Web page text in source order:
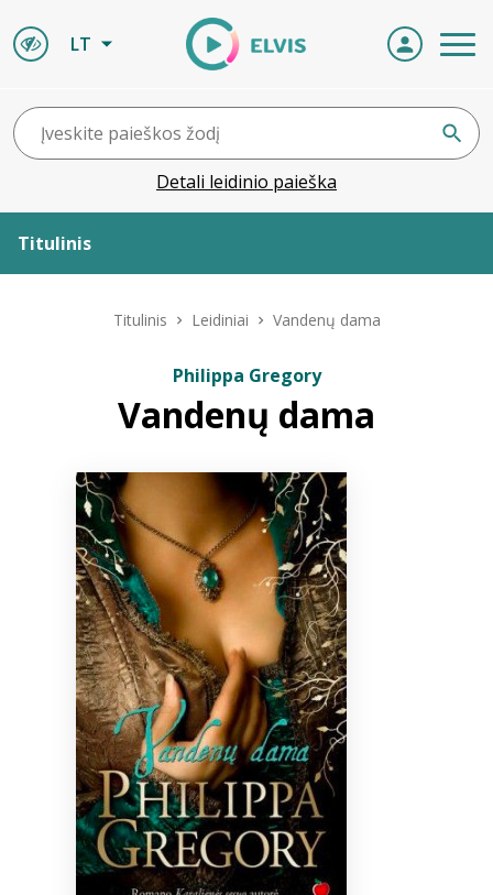
LT
Detali leidinio paieška
Titulinis
ELVIS atvyksta
Naujienos
Bibliotekoms
+370 667 80 541
info@elvislab.lt
Titulinis Leidiniai Vandenų dama
Philippa Gregory
Vandenų dama